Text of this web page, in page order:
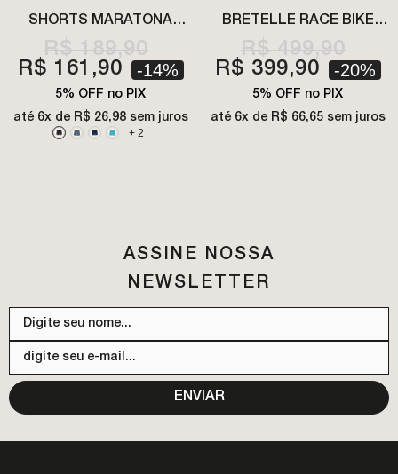
SHORTS MARATONA
ELASTIC MASCULINO
R$ 189,90
R$ 161,90
-14%
5% OFF no PIX
até 6x de R$ 26,98sem juros
+ 2
BRETELLE RACE BIKE
GEL MASCULINO
R$ 499,90
R$ 399,90
-20%
5% OFF no PIX
até 6x de R$ 66,65sem juros
ASSINE NOSSA
NEWSLETTER
ENVIAR